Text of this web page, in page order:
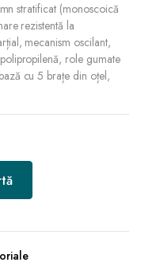
stratificat (monoscoică
rezistentă la
mecanism oscilant,
role gumate
cu 5 brațe din oțel,